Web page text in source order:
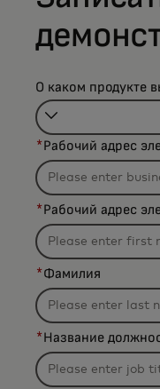
О каком продукте
Filtering
will
be
applied
after
3
characters.
*Рабочий адрес
*Рабочий адрес
*Фамилия
*Название